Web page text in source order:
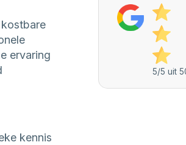
ervaring
kennis
5/5 uit